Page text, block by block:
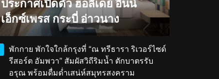
ประกาศเปิดตัว ฮอลิเดย์ อินน์
เอ็กซ์เพรส กระบี่ อ่าวนาง
พักกาย พักใจใกล้กรุงที่ “ณ ทรีธารา ริเวอร์ไซด์
รีสอร์ต อัมพวา” สัมผัสวิถีริมน้ำ ตักบาตรรับ
อรุณ พร้อมดื่มด่ำเสน่ห์สมุทรสงคราม